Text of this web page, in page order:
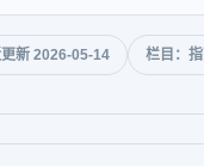
新 2026-05-14 栏目：